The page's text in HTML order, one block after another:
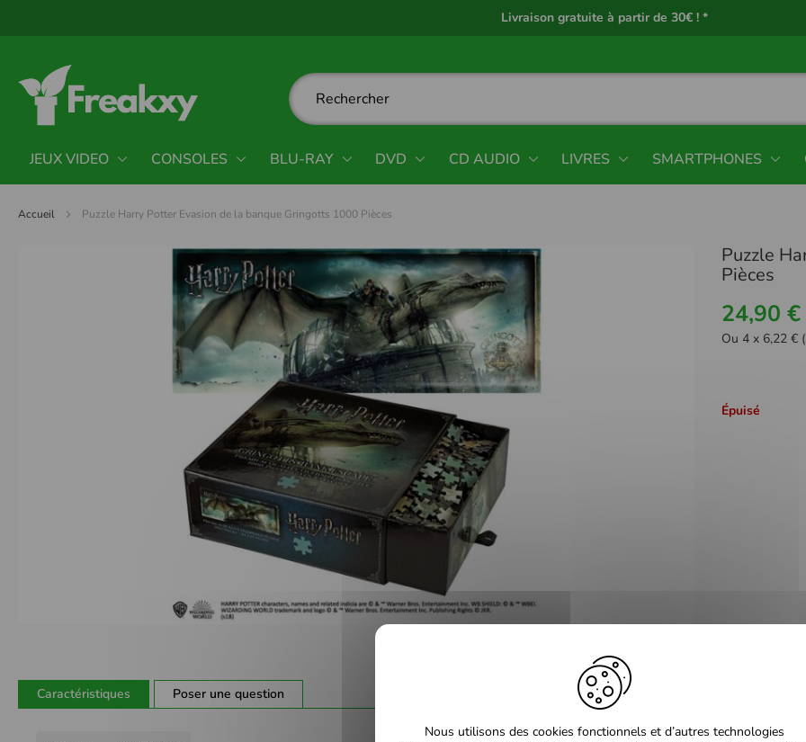
Livraison gratuite à partir de 30€ ! *
JEUX VIDEO CONSOLES BLU-RAY DVD CD AUDIO LIVRES SMARTPHONES
Accueil Puzzle Harry Potter Evasion de la banque Gringotts 1000 Pièces
la
Puzzle
Pièces
24,90 €
Ou 4 x 6,22 €
Épuisé
Caractéristiques Poser une question
Nous utilisons des cookies fonctionnels et d’autres technologies